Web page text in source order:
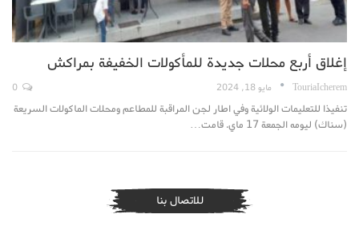
إغلاق أربع محلات جديدة للمأكولات الخفيفة بمراكش
TouriaIcherem مايو 18, 2024
تنفيذا للتعليمات الولائية وفي اطار لجن المراقبة للمطاعم ومحلات الماكولات السريعة
(سناك) ليومه الجمعة 17 ماي. قامت…
للاتصال بنا